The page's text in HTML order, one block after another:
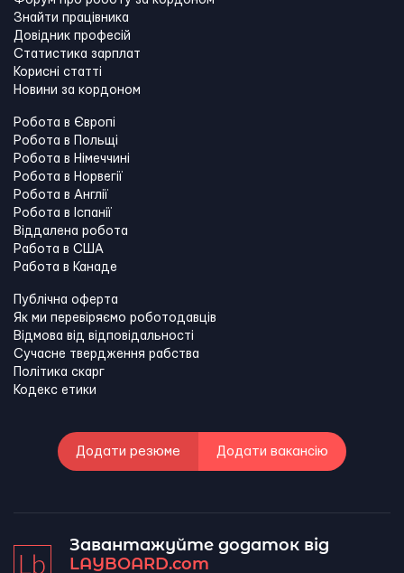
Знайти працівника
Довідник професій
Статистика зарплат
Корисні статті
Новини за кордоном
Робота в Європі
Робота в Польщі
Робота в Німеччині
Робота в Норвегії
Робота в Англії
Робота в Іспанії
Віддалена робота
Работа в США
Работа в Канадe
Публічна оферта
Як ми перевіряємо роботодавців
Відмова від відповідальності
Сучасне твердження рабства
Політика скарг
Кодекс етики
Додати резюме Додати вакансію
Завантажуйте додаток від
LAYBOARD.com